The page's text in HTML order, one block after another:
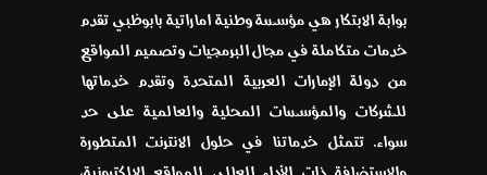
بوابة الابتكار هي مؤسسة وطنية اماراتية بابوظبي تقدم
خدمات متكاملة في مجال البرمجيات وتصميم المواقع
من دولة الإمارات العربية المتحدة وتقدم خدماتها
للشركات والمؤسسات المحلية والعالمية على حد
سواء. تتمثل خدماتنا في حلول الانترنت المتطورة